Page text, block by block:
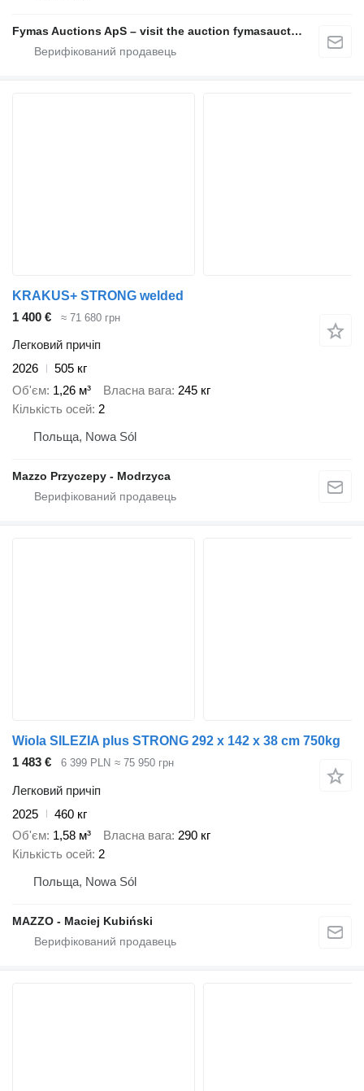
Fymas Auctions ApS – visit the auction fymasauctions.dk
KRAKUS+ STRONG welded
1 400 €
≈ 71 680 грн
Легковий причіп
2026
505 кг
Об'єм 1,26 м³ Власна вага 245 кг
Кількість осей 2
Польща, Nowa Sól
Mazzo Przyczepy - Modrzyca
Wiola SILEZIA plus STRONG 292 x 142 x 38 cm 750kg
1 483 €
6 399 PLN ≈ 75 950 грн
Легковий причіп
2025
460 кг
Об'єм 1,58 м³ Власна вага 290 кг
Кількість осей 2
Польща, Nowa Sól
MAZZO - Maciej Kubiński